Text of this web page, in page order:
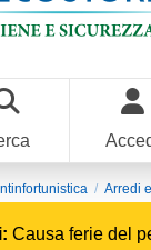
Arredi
Causa ferie del